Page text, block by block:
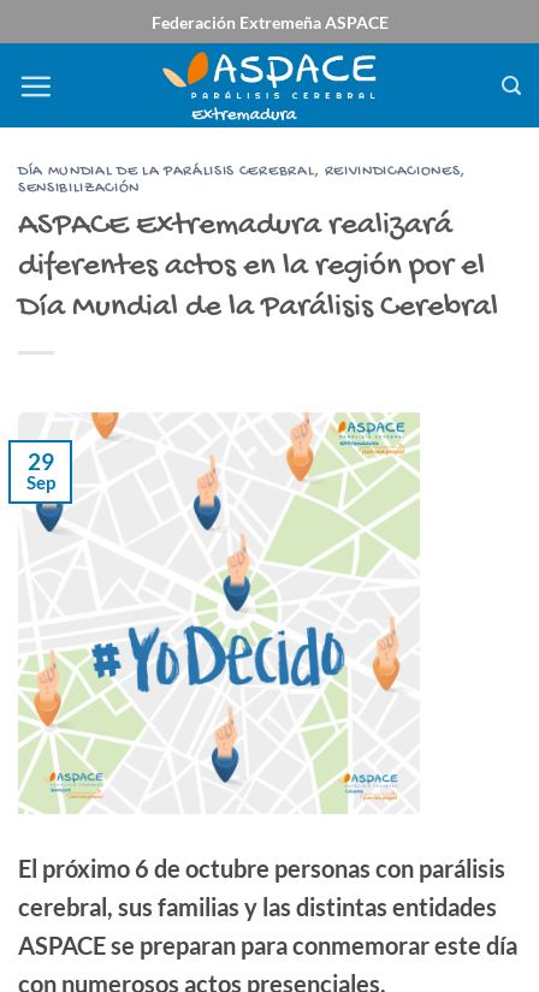
al
contenido
Federación Extremeña ASPACE
DÍA MUNDIAL DE LA PARÁLISIS CEREBRAL, REIVINDICACIONES,
SENSIBILIZACIÓN
ASPACE Extremadura realizará
diferentes actos en la región por el
Día Mundial de la Parálisis Cerebral
29
Sep
El próximo 6 de octubre personas con parálisis
cerebral, sus familias y las distintas entidades
ASPACE se preparan para conmemorar este día
con numerosos actos presenciales.